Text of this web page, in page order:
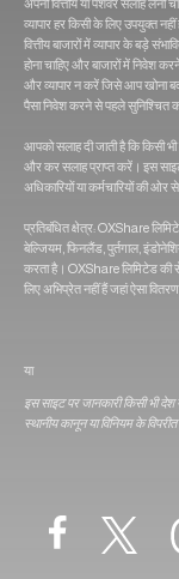
अपनी वित्तीय या पेशेवर सलाह लेनी
व्यापार हर किसी के लिए उपयुक्त
वित्तीय बाजारों में व्यापार के बड़े
होना चाहिए और बाजारों में निवेश
और व्यापार न करें जिसे आप खोना
पैसा निवेश करने से पहले सुनिश्चित
आपको सलाह दी जाती है कि किसी
और कर सलाह प्राप्त करें। इस
अधिकारियों या कर्मचारियों की ओर
प्रतिबंधित क्षेत्र: OXShare
बेल्जियम, फिनलैंड, पुर्तगाल,
करता है। OXShare लिमिटेड की
लिए अभिप्रेत नहीं हैं जहां ऐसा वितरण
या
इस साइट पर जानकारी किसी भी देश
स्थानीय कानून या विनियम के विपरीत